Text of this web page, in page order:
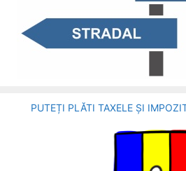
PUTEȚI PLĂTI TAXELE ȘI